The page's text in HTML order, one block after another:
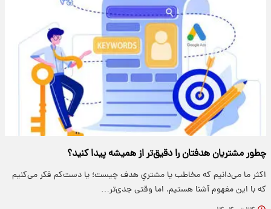
چطور مشتریان هدفتان را دقیق‌تر از همیشه پیدا کنید؟
اکثر ما می‌دانیم که مخاطب یا مشتریِ هدف چیست؛ یا دست‌کم فکر می‌کنیم
که با این مفهوم آشنا هستیم. اما وقتی جدی‌تر…